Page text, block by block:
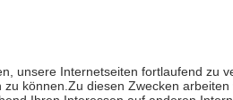
der Familie zu unterstützen, fallen